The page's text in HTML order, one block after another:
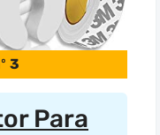
3
Para